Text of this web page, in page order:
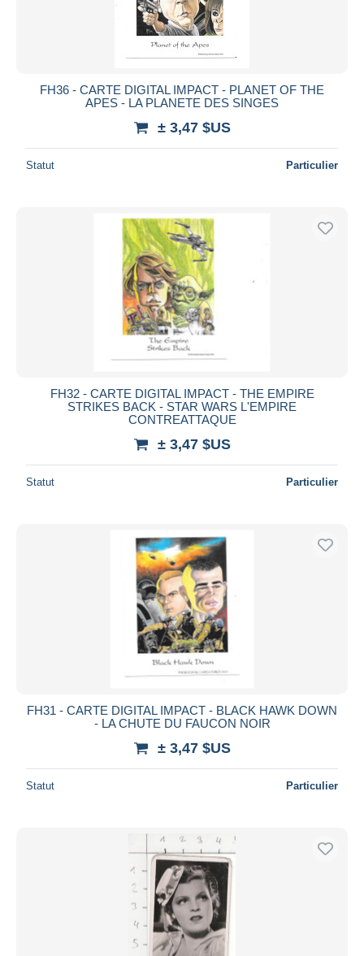
FH36 - CARTE DIGITAL IMPACT - PLANET OF THE
APES - LA PLANETE DES SINGES
± 3,47 $US
Statut Particulier
FH32 - CARTE DIGITAL IMPACT - THE EMPIRE
STRIKES BACK - STAR WARS L'EMPIRE
CONTREATTAQUE
± 3,47 $US
Statut Particulier
FH31 - CARTE DIGITAL IMPACT - BLACK HAWK DOWN
- LA CHUTE DU FAUCON NOIR
± 3,47 $US
Statut Particulier